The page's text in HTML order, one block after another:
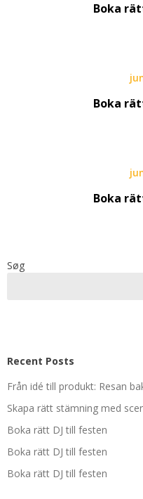
Boka
Boka
Boka
Søg
Recent Posts
Från idé till produkt: Resan
Skapa rätt stämning med
Boka rätt DJ till festen
Boka rätt DJ till festen
Boka rätt DJ till festen